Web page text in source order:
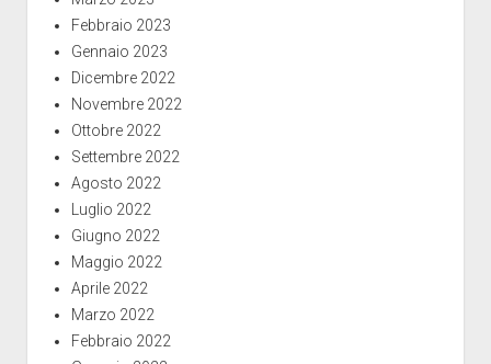
Febbraio 2023
Gennaio 2023
Dicembre 2022
Novembre 2022
Ottobre 2022
Settembre 2022
Agosto 2022
Luglio 2022
Giugno 2022
Maggio 2022
Aprile 2022
Marzo 2022
Febbraio 2022